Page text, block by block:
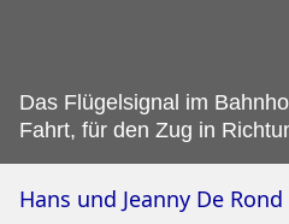
Das Flügelsignal im
Fahrt, für den Zug in
Hans und Jeanny De Rond